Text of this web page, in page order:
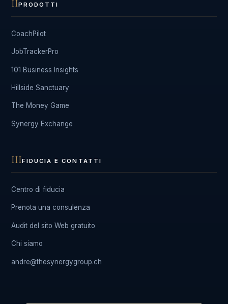
IIPRODOTTI
CoachPilot
JobTrackerPro
101 Business Insights
Hillside Sanctuary
The Money Game
Synergy Exchange
IIIFIDUCIA E CONTATTI
Centro di fiducia
Prenota una consulenza
Audit del sito Web gratuito
Chi siamo
andre@thesynergygroup.ch